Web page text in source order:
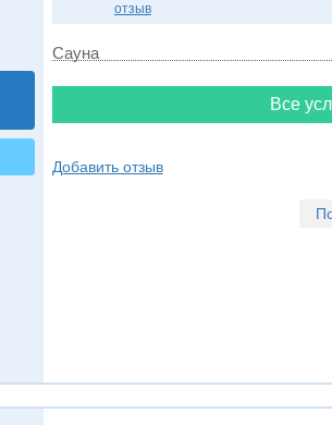
отзыв
Сауна
Все
Добавить отзыв